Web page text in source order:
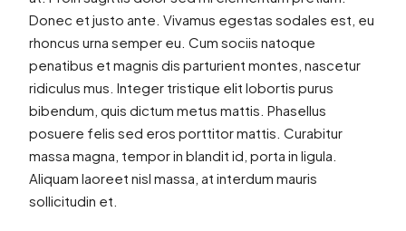
Donec et justo ante. Vivamus egestas sodales est, eu
rhoncus urna semper eu. Cum sociis natoque
penatibus et magnis dis parturient montes, nascetur
ridiculus mus. Integer tristique elit lobortis purus
bibendum, quis dictum metus mattis. Phasellus
posuere felis sed eros porttitor mattis. Curabitur
massa magna, tempor in blandit id, porta in ligula.
Aliquam laoreet nisl massa, at interdum mauris
sollicitudin et.